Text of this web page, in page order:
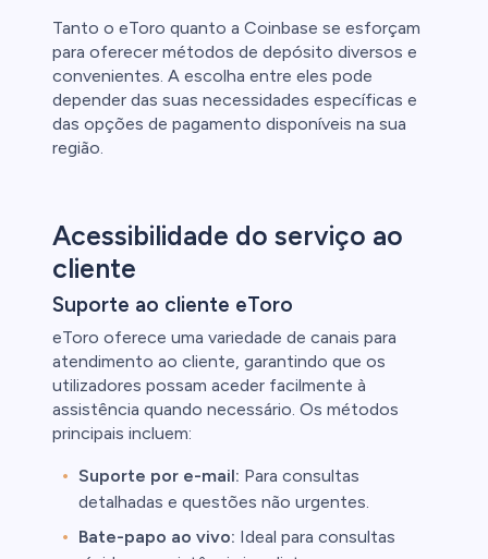
Tanto o eToro quanto a Coinbase se esforçam
para oferecer métodos de depósito diversos e
convenientes. A escolha entre eles pode
depender das suas necessidades específicas e
das opções de pagamento disponíveis na sua
região.
Acessibilidade do serviço ao
cliente
Suporte ao cliente eToro
eToro oferece uma variedade de canais para
atendimento ao cliente, garantindo que os
utilizadores possam aceder facilmente à
assistência quando necessário. Os métodos
principais incluem:
Suporte por e-mail: Para consultas
detalhadas e questões não urgentes.
Bate-papo ao vivo: Ideal para consultas